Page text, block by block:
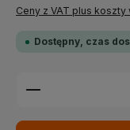
Ceny z VAT plus koszty
Dostępny, czas
Ilość produktu: